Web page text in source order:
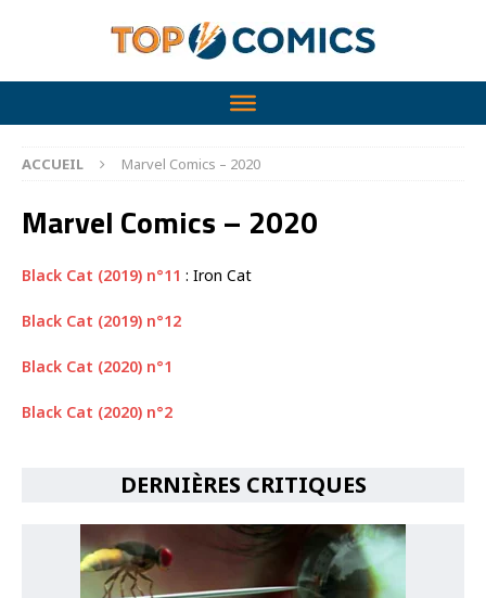
ACCUEIL Marvel Comics – 2020
Marvel Comics – 2020
Black Cat (2019) n°11 : Iron Cat
Black Cat (2019) n°12
Black Cat (2020) n°1
Black Cat (2020) n°2
DERNIÈRES CRITIQUES